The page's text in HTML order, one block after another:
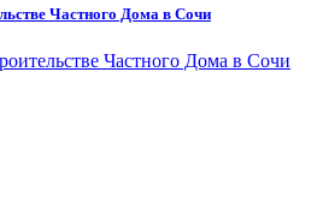
Частного Дома в Сочи